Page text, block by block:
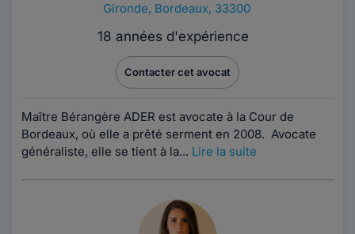
Gironde, Bordeaux, 33300
18 années d'expérience
Contacter cet avocat
Maître Bérangère ADER est avocate à la Cour de
Bordeaux, où elle a prêté serment en 2008. Avocate
généraliste, elle se tient à la... Lire la suite